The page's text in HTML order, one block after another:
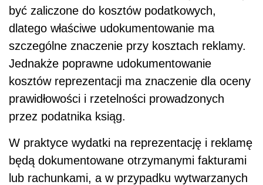
być zaliczone do kosztów podatkowych,
dlatego właściwe udokumentowanie ma
szczególne znaczenie przy kosztach reklamy.
Jednakże poprawne udokumentowanie
kosztów reprezentacji ma znaczenie dla oceny
prawidłowości i rzetelności prowadzonych
przez podatnika ksiąg.
W praktyce wydatki na reprezentację i reklamę
będą dokumentowane otrzymanymi fakturami
lub rachunkami, a w przypadku wytwarzanych